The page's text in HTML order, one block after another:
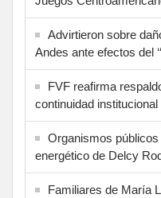
Advirtieron sobre
Andes ante efectos del
FVF reafirma
continuidad institucional
Organismos
energético de Delcy
Familiares de María